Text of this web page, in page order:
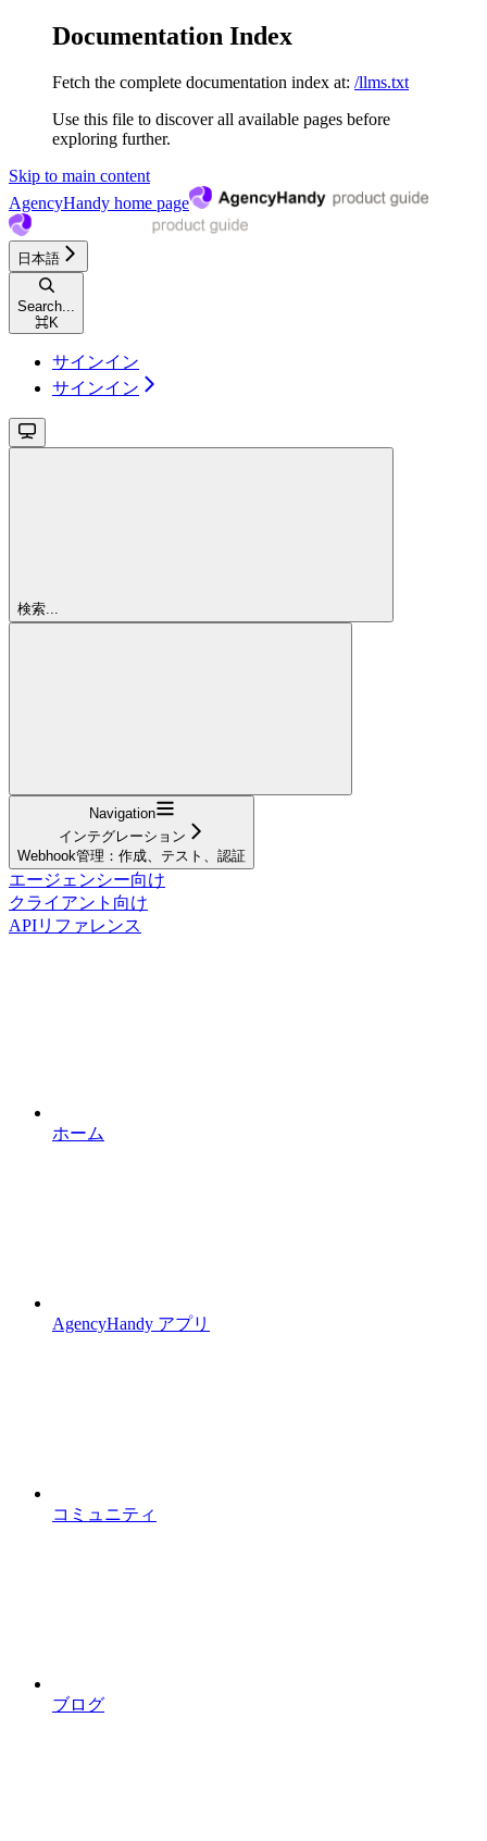
Documentation Index
Fetch the complete documentation index at: /llms.txt
Use this file to discover all available pages before
exploring further.
Skip to main content
AgencyHandy home page
日本語
Search...
⌘K
サインイン
サインイン
検索...
Navigation
インテグレーション
Webhook管理：作成、テスト、認証
エージェンシー向け
クライアント向け
APIリファレンス
ホーム
AgencyHandy アプリ
コミュニティ
ブログ